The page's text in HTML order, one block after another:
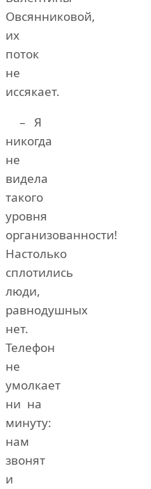
Овсянниковой,
их
поток
не
иссякает.
– Я
никогда
не
видела
такого
уровня
организованности!
Настолько
сплотились
люди,
равнодушных
нет.
Телефон
не
умолкает
ни на
минуту:
нам
звонят
и